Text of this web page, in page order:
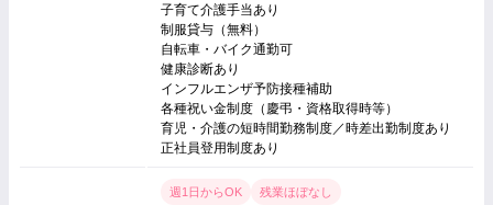
子育て介護手当あり
制服貸与（無料）
自転車・バイク通勤可
健康診断あり
インフルエンザ予防接種補助
各種祝い金制度（慶弔・資格取得時等）
育児・介護の短時間勤務制度／時差出勤制度あり
正社員登用制度あり
週1日からOK
残業ほぼなし